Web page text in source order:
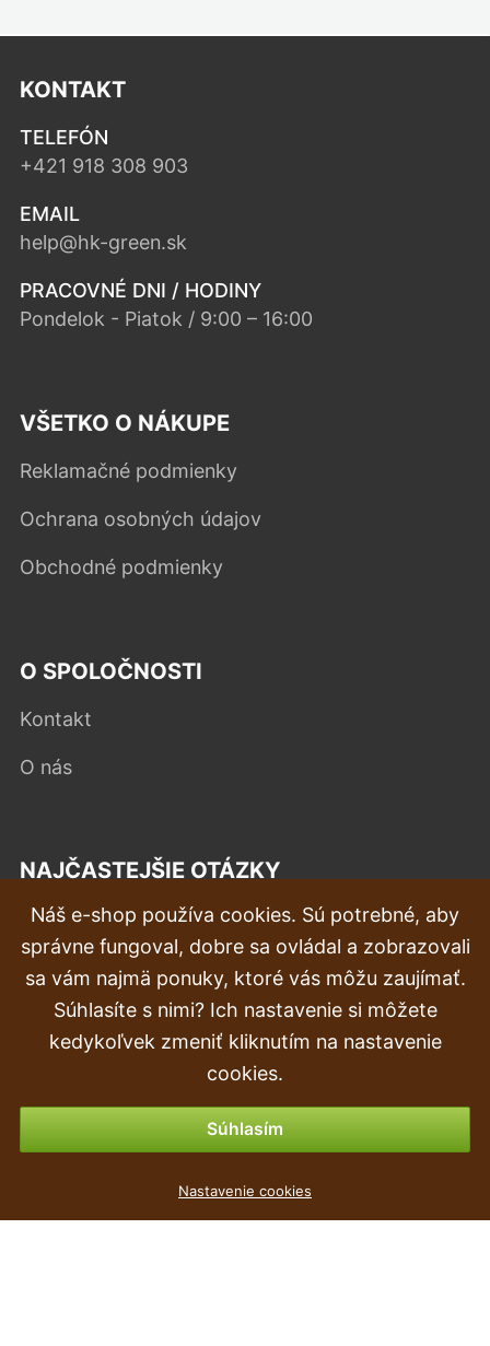
KONTAKT
TELEFÓN
+421 918 308 903
EMAIL
help@hk-green.sk
PRACOVNÉ DNI / HODINY
Pondelok - Piatok / 9:00 – 16:00
VŠETKO O NÁKUPE
Reklamačné podmienky
Ochrana osobných údajov
Obchodné podmienky
O SPOLOČNOSTI
Kontakt
O nás
NAJČASTEJŠIE OTÁZKY
Reklamácia
Doprava a doručenie
Objednávka
Vrátenie tovaru & vrátenie peňazí
Možnosti platby
Náš e-shop používa cookies. Sú potrebné, aby
správne fungoval, dobre sa ovládal a zobrazovali
sa vám najmä ponuky, ktoré vás môžu zaujímať.
Súhlasíte s nimi? Ich nastavenie si môžete
kedykoľvek zmeniť kliknutím na nastavenie
cookies.
Súhlasím
Nastavenie cookies